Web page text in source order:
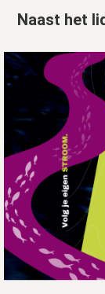
Naast het